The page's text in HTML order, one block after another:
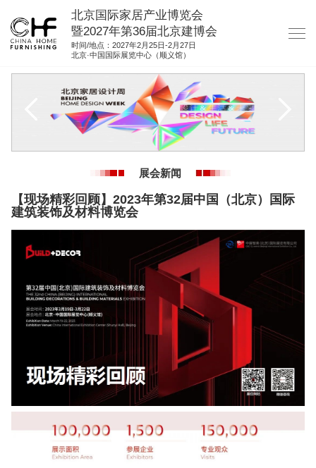
北京国际家居产业博览会
暨2027年第36届北京建博会
时间/地点：2027年2月25日-2月27日
北京·中国国际展览中心（顺义馆）
资料下载
参展联络
展会新闻
【现场精彩回顾】2023年第32届中国（北京）国际
建筑装饰及材料博览会